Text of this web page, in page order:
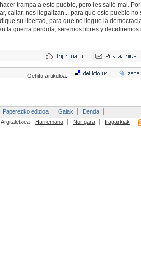
trampa a este pueblo, pero les salió mal.
callar, nos ilegalizan... para que este pueblo
su libertad, para que no llegue la
la guerra perdida, seremos libres y decidiremos
Gehitu artikuloa:
Paperezko edizioa Gaiak
Denda
Harremana Nor gara Iragarkiak